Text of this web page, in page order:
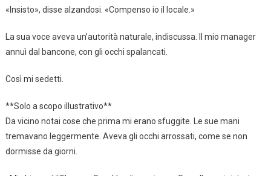
«Insisto», disse alzandosi. «Compenso io il locale.»
La sua voce aveva un’autorità naturale, indiscussa. Il mio manager
annuì dal bancone, con gli occhi spalancati.
Così mi sedetti.
**Solo a scopo illustrativo**
Da vicino notai cose che prima mi erano sfuggite. Le sue mani
tremavano leggermente. Aveva gli occhi arrossati, come se non
dormisse da giorni.